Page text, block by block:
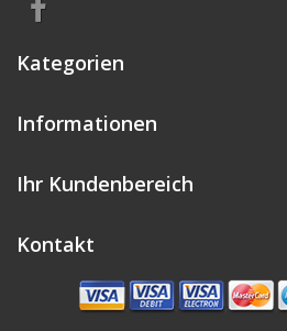
Kategorien
Informationen
Ihr Kundenbereich
Kontakt